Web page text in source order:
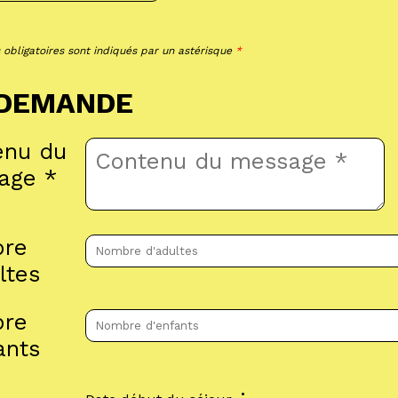
obligatoires sont indiqués par un astérisque *
du
*